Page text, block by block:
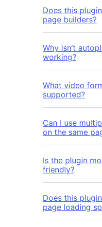
Does this
page builders?
Why isn’t
working?
What video
supported?
Can I use
on the same
Is the plugin
friendly?
Does this
page loading